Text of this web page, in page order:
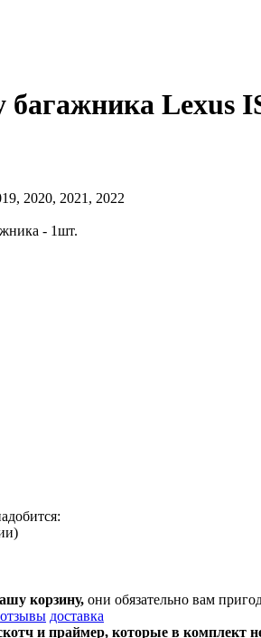
Lexus
2020, 2021, 2022
- 1шт.
корзину, они обязательно вам
отзывы доставка
и праймер, которые в комплект